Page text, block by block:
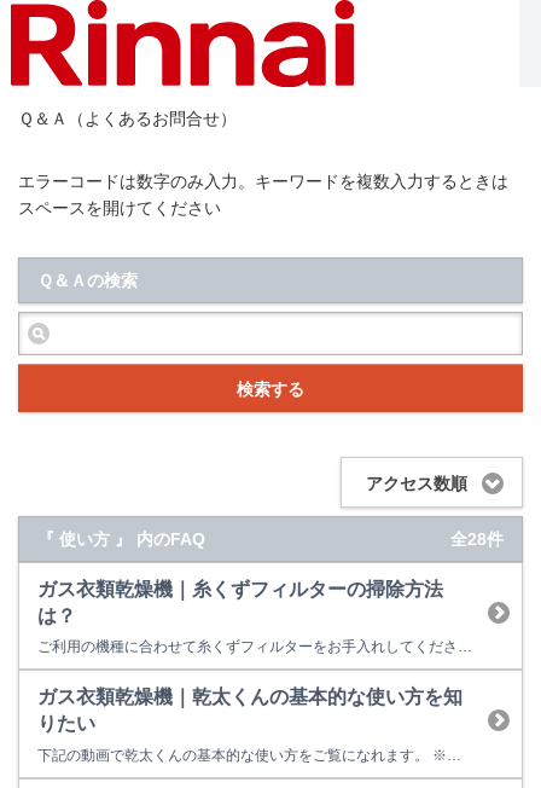
Ｑ＆Ａ（よくあるお問合せ）
エラーコードは数字のみ入力。キーワードを複数入力するときは
スペースを開けてください
Ｑ＆Ａの検索
検索する
アクセス数順
『 使い方 』 内のFAQ 全28件
ガス衣類乾燥機｜糸くずフィルターの掃除方法
は？
ご利用の機種に合わせて糸くずフィルターをお手入れしてください。 【糸くずフィルターお手入れ方法】 RDT-93/63シリーズ RDT-31/54/80/53/80シリーズ RDTC-80/54S/60CT/90CTシリーズ RDT-52Sシリーズ 糸くずフィルターに布ぼこりがたまりすぎると、フィルター掃除ランプが点灯...
ガス衣類乾燥機｜乾太くんの基本的な使い方を知
りたい